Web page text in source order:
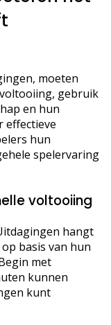
moeten
gebruik
en hun
effectieve
hun
spelervaring
voltooiing
hangt
basis van hun
met
kunnen
kunt